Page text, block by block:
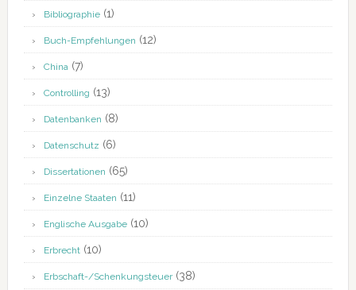
Bibliographie(1)
Buch-Empfehlungen (12)
China(7)
Controlling (13)
Datenbanken (8)
Datenschutz (6)
Dissertationen (65)
Einzelne Staaten (11)
Englische Ausgabe(10)
Erbrecht(10)
Erbschaft-/Schenkungsteuer(38)